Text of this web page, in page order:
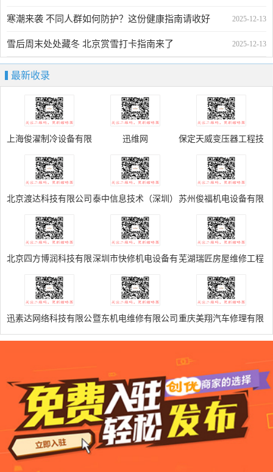
2025-12-13
寒潮来袭 不同人群如何防护？这份健康指南请收好
2025-12-13
雪后周末处处藏冬 北京赏雪打卡指南来了
最新收录
上海俊濯制冷设备有限
公司官方网站
迅维网 保定天威变压器工程技
术咨询维修有限公司
北京渡达科技有限公司 泰中信息技术（深圳）
有限公司
苏州俊福机电设备有限
公司
北京四方博润科技有限
责任公司
深圳市快修机电设备有
限公司
芜湖瑞匠房屋维修工程
有限公司
迅素达网络科技有限公暨东机电维修有限公司 重庆美翔汽车修理有限